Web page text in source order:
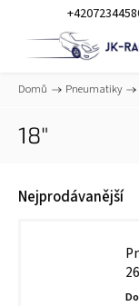
Domů / Pneumatiky /
18"
Nejprodávanější